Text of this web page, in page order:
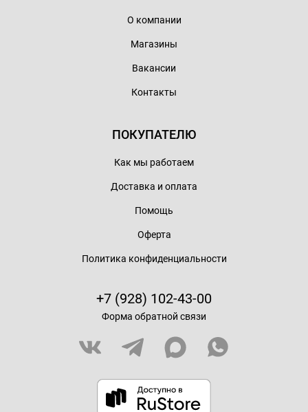
О компании
Магазины
Вакансии
Контакты
ПОКУПАТЕЛЮ
Как мы работаем
Доставка и оплата
Помощь
Оферта
Политика конфиденциальности
+7 (928) 102-43-00
Форма обратной связи